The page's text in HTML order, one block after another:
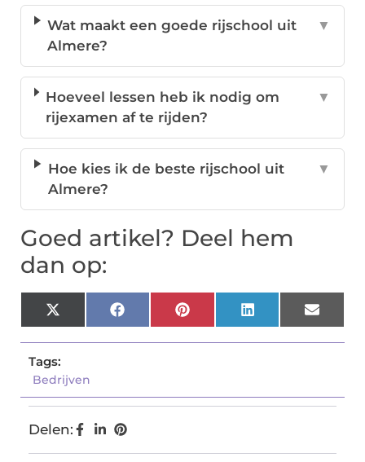
Wat maakt een goede rijschool uit
Almere?
▼
Hoeveel lessen heb ik nodig om
rijexamen af te rijden?
▼
Hoe kies ik de beste rijschool uit
Almere?
▼
Goed artikel? Deel hem
dan op:
X
(Twitter)
FacebookPinterestLinkedInEmail
Tags:
Bedrijven
Delen: